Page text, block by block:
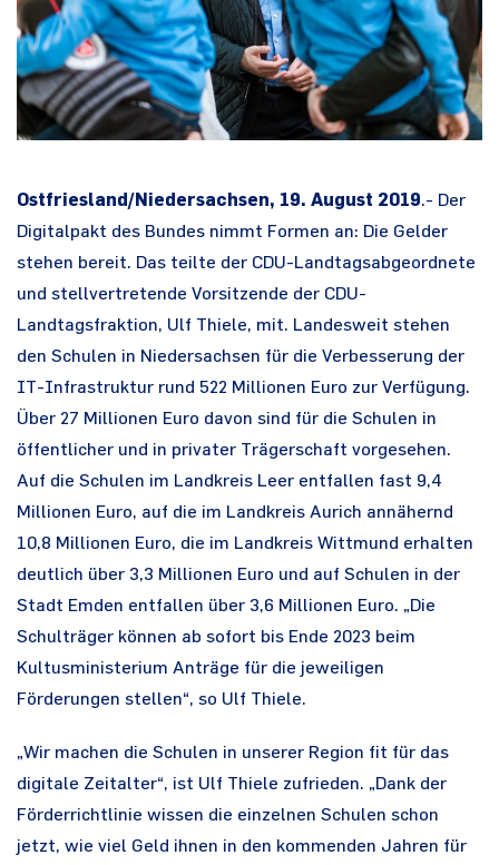
Ostfriesland/Niedersachsen, 19. August 2019.- Der
Digitalpakt des Bundes nimmt Formen an: Die Gelder
stehen bereit. Das teilte der CDU-Landtagsabgeordnete
und stellvertretende Vorsitzende der CDU-
Landtagsfraktion, Ulf Thiele, mit. Landesweit stehen
den Schulen in Niedersachsen für die Verbesserung der
IT-Infrastruktur rund 522 Millionen Euro zur Verfügung.
Über 27 Millionen Euro davon sind für die Schulen in
öffentlicher und in privater Trägerschaft vorgesehen.
Auf die Schulen im Landkreis Leer entfallen fast 9,4
Millionen Euro, auf die im Landkreis Aurich annähernd
10,8 Millionen Euro, die im Landkreis Wittmund erhalten
deutlich über 3,3 Millionen Euro und auf Schulen in der
Stadt Emden entfallen über 3,6 Millionen Euro. „Die
Schulträger können ab sofort bis Ende 2023 beim
Kultusministerium Anträge für die jeweiligen
Förderungen stellen“, so Ulf Thiele.
„Wir machen die Schulen in unserer Region fit für das
digitale Zeitalter“, ist Ulf Thiele zufrieden. „Dank der
Förderrichtlinie wissen die einzelnen Schulen schon
jetzt, wie viel Geld ihnen in den kommenden Jahren für